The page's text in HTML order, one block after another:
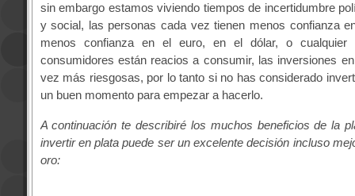
sin embargo estamos viviendo tiempos de incertidumbre
y social, las personas cada vez tienen menos confianza
menos confianza en el euro, en el dólar, o cualquier
consumidores están reacios a consumir, las inversiones
vez más riesgosas, por lo tanto si no has considerado
un buen momento para empezar a hacerlo.
A continuación te describiré los muchos beneficios de la
invertir en plata puede ser un excelente decisión incluso
oro: